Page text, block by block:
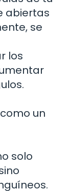
abiertas
se
los
un
solo